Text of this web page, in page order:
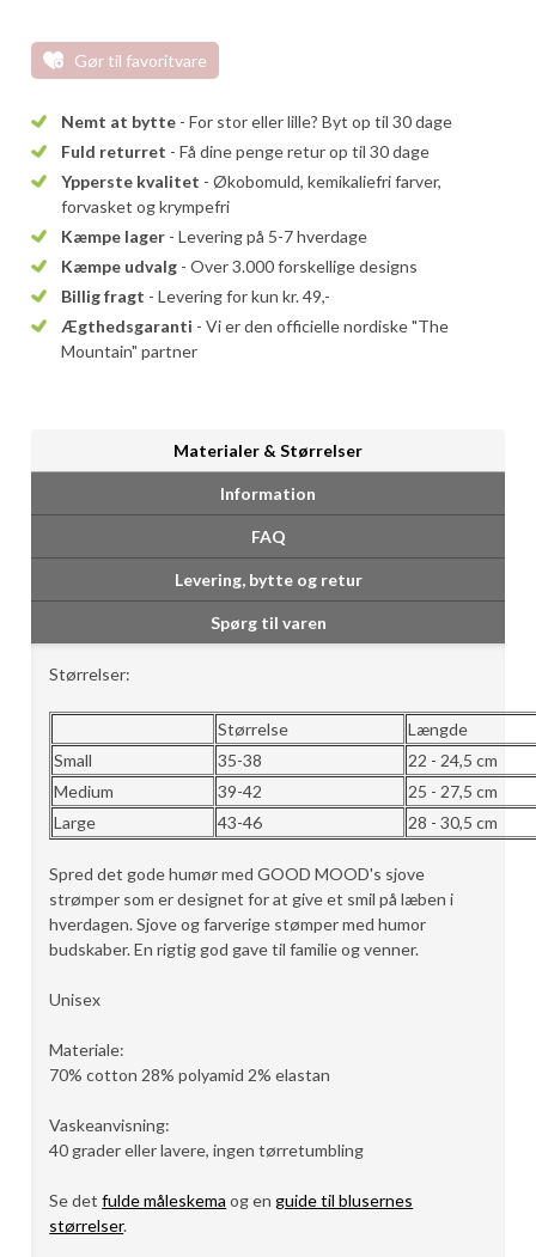
Gør til favoritvare
Nemt at bytte - For stor eller lille? Byt op til 30 dage
Fuld returret - Få dine penge retur op til 30 dage
Ypperste kvalitet - Økobomuld, kemikaliefri farver,
forvasket og krympefri
Kæmpe lager - Levering på 5-7 hverdage
Kæmpe udvalg - Over 3.000 forskellige designs
Billig fragt - Levering for kun kr. 49,-
Ægthedsgaranti - Vi er den officielle nordiske "The
Mountain" partner
Materialer & Størrelser
Information
FAQ
Levering, bytte og retur
Spørg til varen
Størrelser:
Størrelse
Længde
Small
35-38
22 - 24,5 cm
Medium
39-42
25 - 27,5 cm
Large
43-46 28 - 30,5 cm
Spred det gode humør med GOOD MOOD's sjove
strømper som er designet for at give et smil på læben i
hverdagen. Sjove og farverige stømper med humor
budskaber. En rigtig god gave til familie og venner.
Unisex
Materiale:
70% cotton 28% polyamid 2% elastan
Vaskeanvisning:
40 grader eller lavere, ingen tørretumbling
Se detfulde måleskema og enguide til blusernes
størrelser.